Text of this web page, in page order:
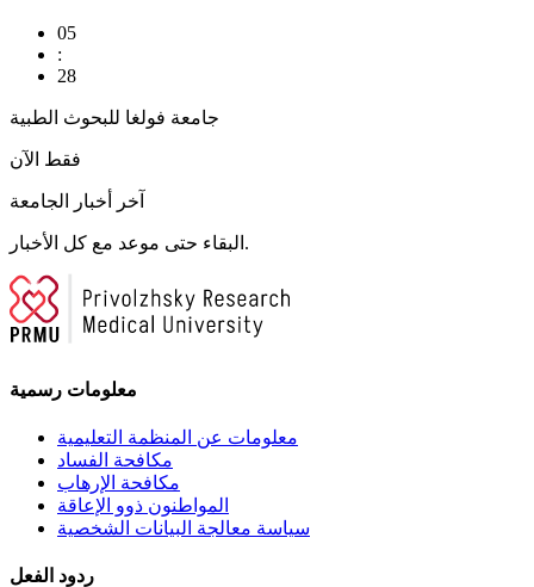
05
:
28
جامعة فولغا للبحوث الطبية
فقط الآن
آخر أخبار الجامعة
البقاء حتى موعد مع كل الأخبار.
معلومات رسمية
معلومات عن المنظمة التعليمية
مكافحة الفساد
مكافحة الإرهاب
المواطنون ذوو الإعاقة
سياسة معالجة البيانات الشخصية
ردود الفعل